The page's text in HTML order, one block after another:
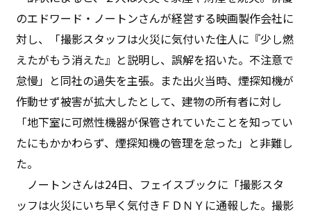
のエドワード・ノートンさんが経営する映画製作会社に
対し、「撮影スタッフは火災に気付いた住人に『少し燃
えたがもう消えた』と説明し、誤解を招いた。不注意で
怠慢」と同社の過失を主張。また出火当時、煙探知機が
作動せず被害が拡大したとして、建物の所有者に対し
「地下室に可燃性機器が保管されていたことを知ってい
たにもかかわらず、煙探知機の管理を怠った」と非難し
た。
ノートンさんは24日、フェイスブックに「撮影スタ
ッフは火災にいち早く気付きＦＤＮＹに通報した。撮影